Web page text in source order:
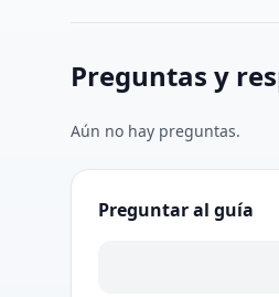
Preguntas y
Aún no hay preguntas.
Preguntar al guía